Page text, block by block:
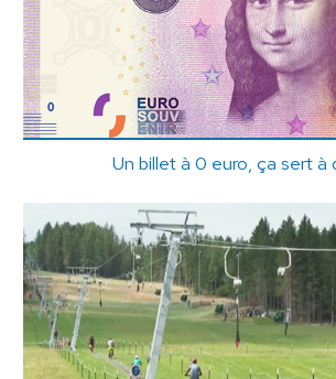
Un billet à 0 euro, ça sert à